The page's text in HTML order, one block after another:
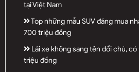
tại Việt Nam
Top những mẫu SUV đáng mua
700 triệu đồng
Lái xe không sang tên đổi chủ,
triệu đồng